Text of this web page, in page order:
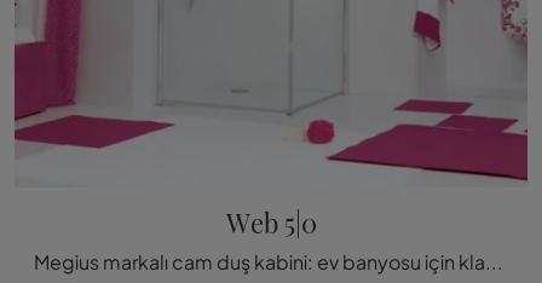
Web 5|0
Megius markalı cam duş kabini: ev banyosu için klasik Web 5|0 banyo mobilyalarını keşfet